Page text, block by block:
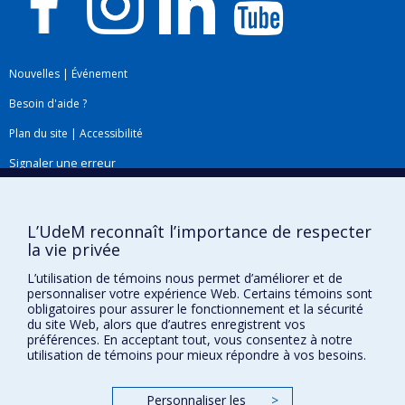
Nouvelles | Événement
Besoin d'aide ?
Plan du site | Accessibilité
Signaler une erreur
Boîte à outils
Téléchargez les logos de l'ESPUM
L’UdeM reconnaît l’importance de respecter
la vie privée
L’utilisation de témoins nous permet d’améliorer et de
personnaliser votre expérience Web. Certains témoins sont
obligatoires pour assurer le fonctionnement et la sécurité
du site Web, alors que d’autres enregistrent vos
préférences. En acceptant tout, vous consentez à notre
utilisation de témoins pour mieux répondre à vos besoins.
Personnaliser les >